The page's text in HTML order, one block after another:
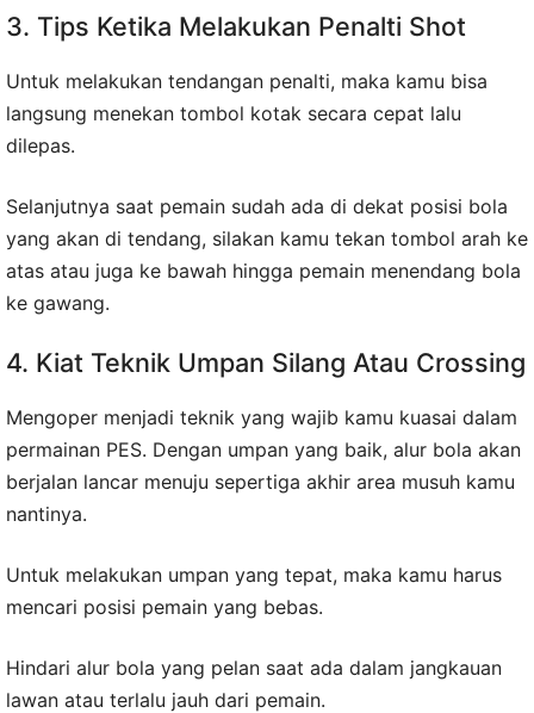
3. Tips Ketika Melakukan Penalti Shot
Untuk melakukan tendangan penalti, maka kamu bisa
langsung menekan tombol kotak secara cepat lalu
dilepas.
Selanjutnya saat pemain sudah ada di dekat posisi bola
yang akan di tendang, silakan kamu tekan tombol arah ke
atas atau juga ke bawah hingga pemain menendang bola
ke gawang.
4. Kiat Teknik Umpan Silang Atau Crossing
Mengoper menjadi teknik yang wajib kamu kuasai dalam
permainan PES. Dengan umpan yang baik, alur bola akan
berjalan lancar menuju sepertiga akhir area musuh kamu
nantinya.
Untuk melakukan umpan yang tepat, maka kamu harus
mencari posisi pemain yang bebas.
Hindari alur bola yang pelan saat ada dalam jangkauan
lawan atau terlalu jauh dari pemain.